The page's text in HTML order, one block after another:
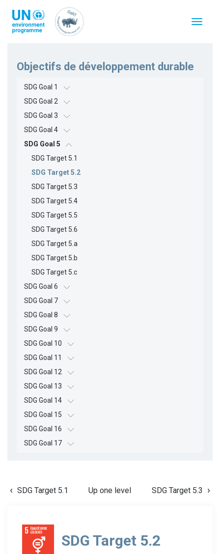
contenu
principal
Toggle
Objectifs de développement durable
SDG Goal 1
SDG Goal 2
SDG Goal 3
SDG Goal 4
SDG Goal 5
SDG Target 5.1
SDG Target 5.2
SDG Target 5.3
SDG Target 5.4
SDG Target 5.5
SDG Target 5.6
SDG Target 5.a
SDG Target 5.b
SDG Target 5.c
SDG Goal 6
SDG Goal 7
SDG Goal 8
SDG Goal 9
SDG Goal 10
SDG Goal 11
SDG Goal 12
SDG Goal 13
SDG Goal 14
SDG Goal 15
SDG Goal 16
SDG Goal 17
SDG Target 5.1 Up one level SDG Target 5.3
SDG Target 5.2